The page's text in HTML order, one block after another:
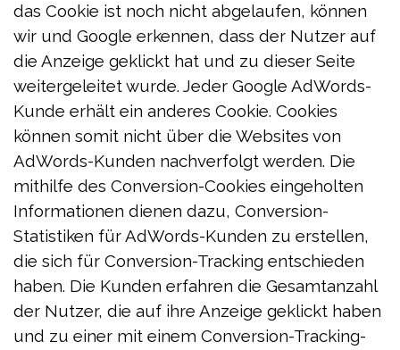
das Cookie ist noch nicht abgelaufen, können
wir und Google erkennen, dass der Nutzer auf
die Anzeige geklickt hat und zu dieser Seite
weitergeleitet wurde. Jeder Google AdWords-
Kunde erhält ein anderes Cookie. Cookies
können somit nicht über die Websites von
AdWords-Kunden nachverfolgt werden. Die
mithilfe des Conversion-Cookies eingeholten
Informationen dienen dazu, Conversion-
Statistiken für AdWords-Kunden zu erstellen,
die sich für Conversion-Tracking entschieden
haben. Die Kunden erfahren die Gesamtanzahl
der Nutzer, die auf ihre Anzeige geklickt haben
und zu einer mit einem Conversion-Tracking-